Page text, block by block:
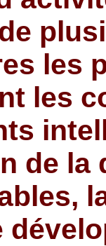
les
les
de la